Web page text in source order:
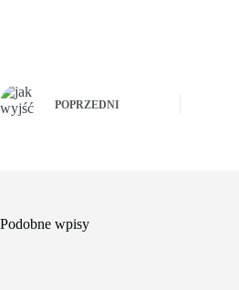
POPRZEDNI
Podobne wpisy